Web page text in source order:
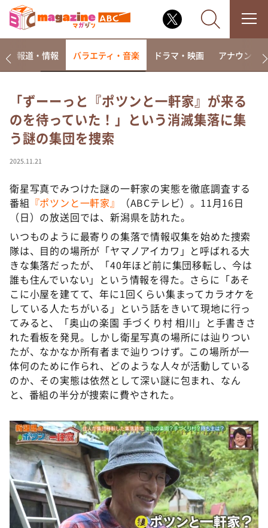
なるみ・岡村の過ぎるTV
相席食堂
これ余談なんですけど・・・
て真剣です
探偵！ナイトスクープ
news おかえり
河合＆A.B.C-Z塚田×福井アナ「なんでやねん！？」
（news おかえり）
DAIGOも台所 ～きょうの献立 何にする？～
本日はダイアンなり！シーズン２
朝だ！生です旅サラダ
教えて！ニュースライブ 正義のミカタ
ＬＩＦＥ～夢のカタチ～
新婚さんいらっしゃい！
ポツンと一軒家
ザキ山小屋本館
ぺこぱのまるスポ
アナ回覧板
報道・情報 バラエティ・音楽 ドラマ・映画 アナウンサー
「ずーーっと『ポツンと一軒家』が来る
のを待っていた！」という消滅集落に集
う謎の集団を捜索
2025.11.21
衛星写真でみつけた謎の一軒家の実態を徹底調査する
番組 『ポツンと一軒家』
（ABCテレビ）。11月16日
（日）の放送回では、新潟県を訪れた。
いつものように最寄りの集落で情報収集を始めた捜索
隊は、目的の場所が「ヤマノアイカワ」と呼ばれる大
きな集落だったが、「40年ほど前に集団移転し、今は
誰も住んでいない」という情報を得た。さらに「あそ
こに小屋を建てて、年に1回くらい集まってカラオケを
している人たちがいる」という話をきいて現地に行っ
てみると、「奥山の楽園 手づくり村 相川」と手書きさ
れた看板を発見。しかし衛星写真の場所には辿りつい
たが、なかなか所有者まで辿りつけず。この場所が一
体何のために作られ、どのような人々が活動している
のか、その実態は依然として深い謎に包まれ、なん
と、番組の半分が捜索に費やされた。